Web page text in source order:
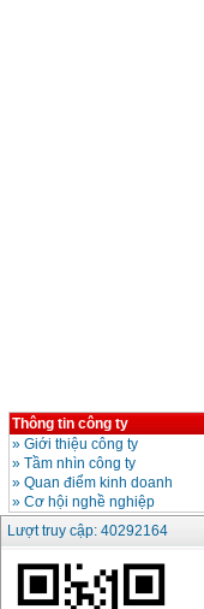
Thông tin công ty
» Giới thiệu công ty
» Tầm nhìn công ty
» Quan điểm kinh doanh
» Cơ hội nghề nghiệp
Lượt truy cập: 40292164